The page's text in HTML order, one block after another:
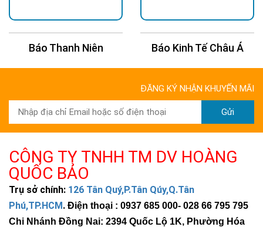
Báo Thanh Niên Báo Kinh Tế Châu Á
ĐĂNG KÝ NHẬN KHUYẾN MÃI
Gửi
CÔNG TY TNHH TM DV HOÀNG
QUỐC BẢO
Trụ sở chính: 126 Tân Quý,P.Tân Qúy,Q.Tân
Phú,TP.HCM. Điện thoại : 0937 685 000- 028 66 795 795
Chi Nhánh Đồng Nai: 2394 Quốc Lộ 1K, Phường Hóa